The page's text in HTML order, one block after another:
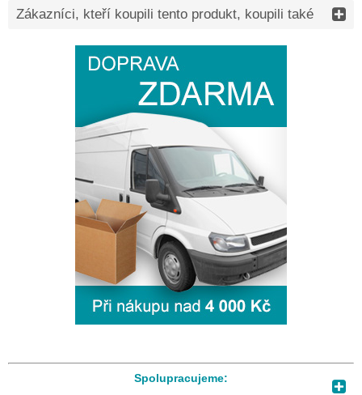
Zákazníci, kteří koupili tento produkt, koupili také
Spolupracujeme: